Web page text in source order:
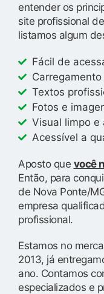
entender os
site profissional
listamos algum
Fácil de
Textos
Fotos e
Visual limpo e
Acessível a
Aposto que você
Então, para
de Nova Ponte/
empresa
profissional.
Estamos no
2013, já
ano. Contamos
especializados e